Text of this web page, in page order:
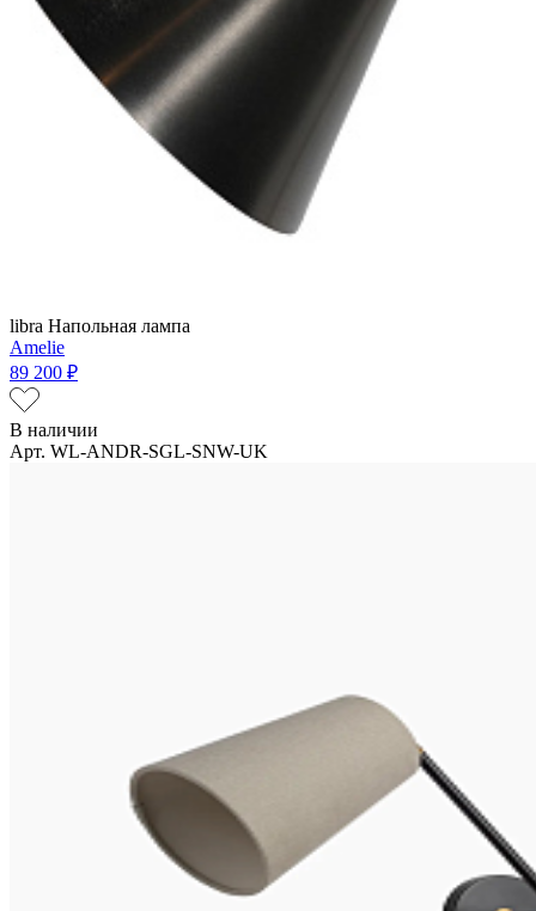
libra Напольная лампа
Amelie
89 200 ₽
В наличии
Арт. WL-ANDR-SGL-SNW-UK